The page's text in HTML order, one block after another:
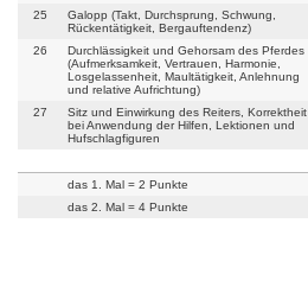
25
Galopp (Takt, Durchsprung, Schwung,
Rückentätigkeit, Bergauftendenz)
26
Durchlässigkeit und Gehorsam des Pferdes
(Aufmerksamkeit, Vertrauen, Harmonie,
Losgelassenheit, Maultätigkeit, Anlehnung
und relative Aufrichtung)
27
Sitz und Einwirkung des Reiters, Korrektheit
bei Anwendung der Hilfen, Lektionen und
Hufschlagfiguren
das 1. Mal = 2 Punkte
das 2. Mal = 4 Punkte